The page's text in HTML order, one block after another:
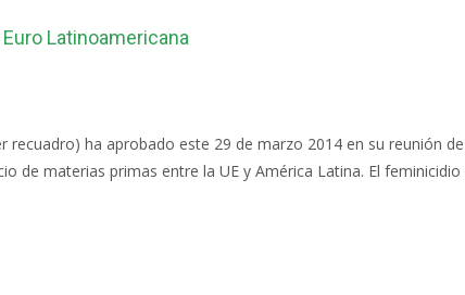
Latinoamericana
recuadro) ha aprobado este 29 de marzo 2014 en su reunión
de materias primas entre la UE y América Latina. El